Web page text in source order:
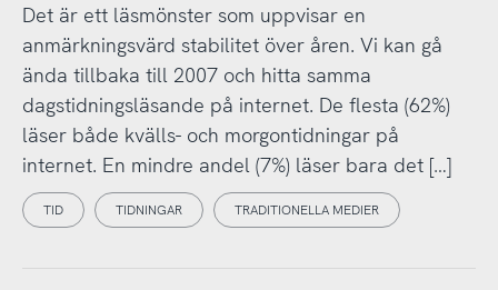
Det är ett läsmönster som uppvisar en
anmärkningsvärd stabilitet över åren. Vi kan gå
ända tillbaka till 2007 och hitta samma
dagstidningsläsande på internet. De flesta (62%)
läser både kvälls- och morgontidningar på
internet. En mindre andel (7%) läser bara det […]
TID TIDNINGAR TRADITIONELLA MEDIER